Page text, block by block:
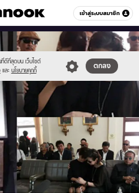
เข้าสู่ระบบสมาชิก
หมวดอื่นๆ
ที่ดีที่สุดบน เว็บไซต์
และ นโยบายคุกกี้
ตกลง
636019-